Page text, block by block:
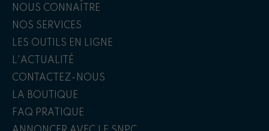
NOUS CONNAÎTRE
NOS SERVICES
LES OUTILS EN LIGNE
L'ACTUALITÉ
CONTACTEZ-NOUS
LA BOUTIQUE
FAQ PRATIQUE